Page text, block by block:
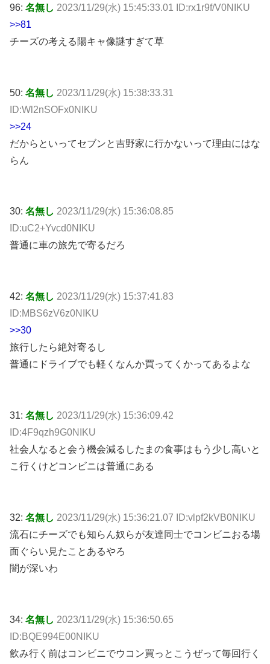
96: 名無し 2023/11/29(水) 15:45:33.01 ID:rx1r9f/V0NIKU
>>81
チーズの考える陽キャ像謎すぎて草
50: 名無し 2023/11/29(水) 15:38:33.31
ID:Wl2nSOFx0NIKU
>>24
だからといってセブンと吉野家に行かないって理由にはな
らん
30: 名無し 2023/11/29(水) 15:36:08.85
ID:uC2+Yvcd0NIKU
普通に車の旅先で寄るだろ
42: 名無し 2023/11/29(水) 15:37:41.83
ID:MBS6zV6z0NIKU
>>30
旅行したら絶対寄るし
普通にドライブでも軽くなんか買ってくかってあるよな
31: 名無し 2023/11/29(水) 15:36:09.42
ID:4F9qzh9G0NIKU
社会人なると会う機会減るしたまの食事はもう少し高いと
こ行くけどコンビニは普通にある
32: 名無し 2023/11/29(水) 15:36:21.07 ID:vlpf2kVB0NIKU
流石にチーズでも知らん奴らが友達同士でコンビニおる場
面ぐらい見たことあるやろ
闇が深いわ
34: 名無し 2023/11/29(水) 15:36:50.65
ID:BQE994E00NIKU
飲み行く前はコンビニでウコン買っとこうぜって毎回行く